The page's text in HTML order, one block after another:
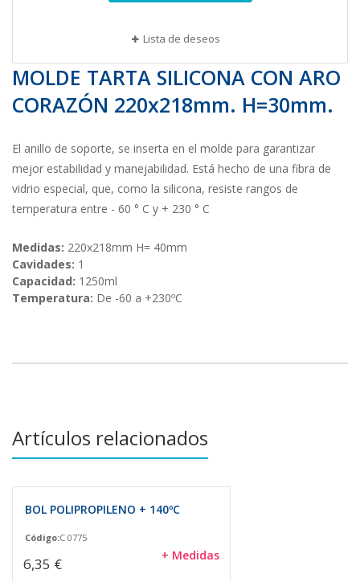
Lista de deseos
MOLDE TARTA SILICONA CON ARO
CORAZÓN 220x218mm. H=30mm.
El anillo de soporte, se inserta en el molde para garantizar
mejor estabilidad y manejabilidad. Está hecho de una fibra de
vidrio especial, que, como la silicona, resiste rangos de
temperatura entre - 60 ° C y + 230 ° C
Medidas: 220x218mm H= 40mm
Cavidades: 1
Capacidad: 1250ml
Temperatura: De -60 a +230ºC
Artículos relacionados
BOL POLIPROPILENO + 140ºC
Código:C 0775
6,35 € + Medidas